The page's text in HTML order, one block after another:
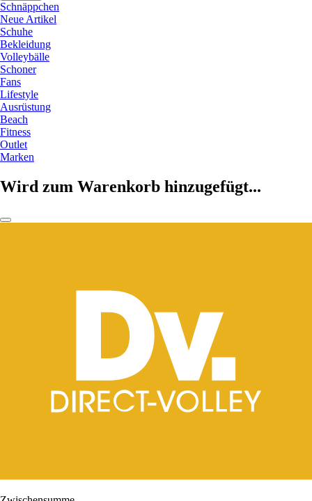
Schnäppchen
Neue Artikel
Schuhe
Bekleidung
Volleybälle
Schoner
Fans
Lifestyle
Ausrüstung
Beach
Fitness
Outlet
Marken
Wird zum Warenkorb hinzugefügt...